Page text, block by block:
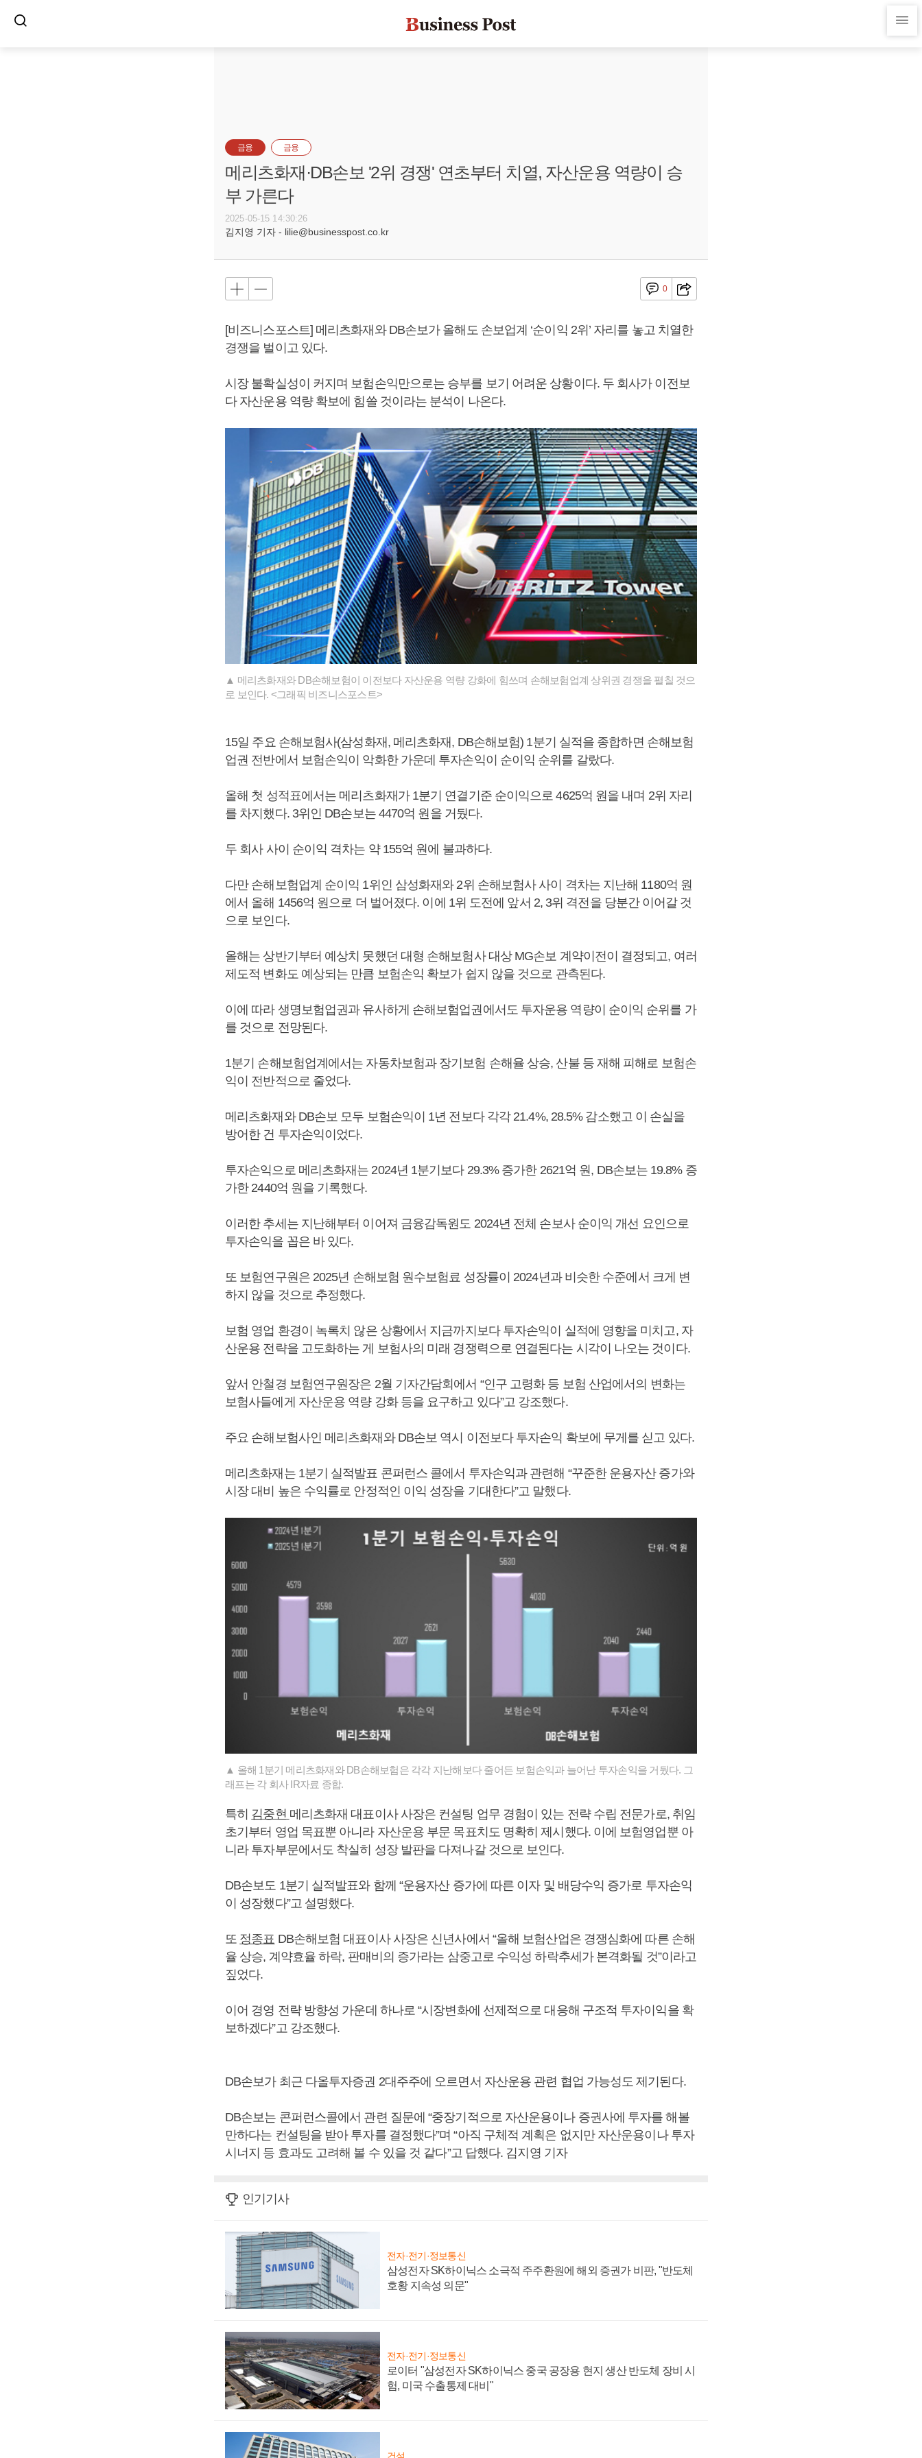
금융 금융
메리츠화재·DB손보 '2위 경쟁' 연초부터 치열, 자산운용 역량이 승
부 가른다
2025-05-15 14:30:26
김지영 기자 - lilie@businesspost.co.kr
0
[비즈니스포스트] 메리츠화재와 DB손보가 올해도 손보업계 ‘순이익 2위’ 자리를 놓고 치열한
경쟁을 벌이고 있다.
시장 불확실성이 커지며 보험손익만으로는 승부를 보기 어려운 상황이다. 두 회사가 이전보
다 자산운용 역량 확보에 힘쓸 것이라는 분석이 나온다.
▲ 메리츠화재와 DB손해보험이 이전보다 자산운용 역량 강화에 힘쓰며 손해보험업계 상위권 경쟁을 펼칠 것으
로 보인다. <그래픽 비즈니스포스트>
15일 주요 손해보험사(삼성화재, 메리츠화재, DB손해보험) 1분기 실적을 종합하면 손해보험
업권 전반에서 보험손익이 악화한 가운데 투자손익이 순이익 순위를 갈랐다.
올해 첫 성적표에서는 메리츠화재가 1분기 연결기준 순이익으로 4625억 원을 내며 2위 자리
를 차지했다. 3위인 DB손보는 4470억 원을 거뒀다.
두 회사 사이 순이익 격차는 약 155억 원에 불과하다.
다만 손해보험업계 순이익 1위인 삼성화재와 2위 손해보험사 사이 격차는 지난해 1180억 원
에서 올해 1456억 원으로 더 벌어졌다. 이에 1위 도전에 앞서 2, 3위 격전을 당분간 이어갈 것
으로 보인다.
올해는 상반기부터 예상치 못했던 대형 손해보험사 대상 MG손보 계약이전이 결정되고, 여러
제도적 변화도 예상되는 만큼 보험손익 확보가 쉽지 않을 것으로 관측된다.
이에 따라 생명보험업권과 유사하게 손해보험업권에서도 투자운용 역량이 순이익 순위를 가
를 것으로 전망된다.
1분기 손해보험업계에서는 자동차보험과 장기보험 손해율 상승, 산불 등 재해 피해로 보험손
익이 전반적으로 줄었다.
메리츠화재와 DB손보 모두 보험손익이 1년 전보다 각각 21.4%, 28.5% 감소했고 이 손실을
방어한 건 투자손익이었다.
투자손익으로 메리츠화재는 2024년 1분기보다 29.3% 증가한 2621억 원, DB손보는 19.8% 증
가한 2440억 원을 기록했다.
이러한 추세는 지난해부터 이어져 금융감독원도 2024년 전체 손보사 순이익 개선 요인으로
투자손익을 꼽은 바 있다.
또 보험연구원은 2025년 손해보험 원수보험료 성장률이 2024년과 비슷한 수준에서 크게 변
하지 않을 것으로 추정했다.
보험 영업 환경이 녹록치 않은 상황에서 지금까지보다 투자손익이 실적에 영향을 미치고, 자
산운용 전략을 고도화하는 게 보험사의 미래 경쟁력으로 연결된다는 시각이 나오는 것이다.
앞서 안철경 보험연구원장은 2월 기자간담회에서 “인구 고령화 등 보험 산업에서의 변화는
보험사들에게 자산운용 역량 강화 등을 요구하고 있다”고 강조했다.
주요 손해보험사인 메리츠화재와 DB손보 역시 이전보다 투자손익 확보에 무게를 싣고 있다.
메리츠화재는 1분기 실적발표 콘퍼런스 콜에서 투자손익과 관련해 “꾸준한 운용자산 증가와
시장 대비 높은 수익률로 안정적인 이익 성장을 기대한다”고 말했다.
▲ 올해 1분기 메리츠화재와 DB손해보험은 각각 지난해보다 줄어든 보험손익과 늘어난 투자손익을 거뒀다. 그
래프는 각 회사 IR자료 종합.
특히 김중현 메리츠화재 대표이사 사장은 컨설팅 업무 경험이 있는 전략 수립 전문가로, 취임
초기부터 영업 목표뿐 아니라 자산운용 부문 목표치도 명확히 제시했다. 이에 보험영업뿐 아
니라 투자부문에서도 착실히 성장 발판을 다져나갈 것으로 보인다.
DB손보도 1분기 실적발표와 함께 “운용자산 증가에 따른 이자 및 배당수익 증가로 투자손익
이 성장했다”고 설명했다.
또 정종표 DB손해보험 대표이사 사장은 신년사에서 “올해 보험산업은 경쟁심화에 따른 손해
율 상승, 계약효율 하락, 판매비의 증가라는 삼중고로 수익성 하락추세가 본격화될 것”이라고
짚었다.
이어 경영 전략 방향성 가운데 하나로 “시장변화에 선제적으로 대응해 구조적 투자이익을 확
보하겠다”고 강조했다.
DB손보가 최근 다올투자증권 2대주주에 오르면서 자산운용 관련 협업 가능성도 제기된다.
DB손보는 콘퍼런스콜에서 관련 질문에 “중장기적으로 자산운용이나 증권사에 투자를 해볼
만하다는 컨설팅을 받아 투자를 결정했다”며 “아직 구체적 계획은 없지만 자산운용이나 투자
시너지 등 효과도 고려해 볼 수 있을 것 같다”고 답했다. 김지영 기자
인기기사
전자·전기·정보통신
삼성전자 SK하이닉스 소극적 주주환원에 해외 증권가 비판, "반도체
호황 지속성 의문"
전자·전기·정보통신
로이터 "삼성전자 SK하이닉스 중국 공장용 현지 생산 반도체 장비 시
험, 미국 수출통제 대비"
건설